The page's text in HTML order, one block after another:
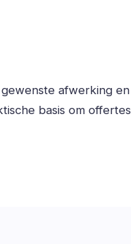
afwerking en
basis om offertes